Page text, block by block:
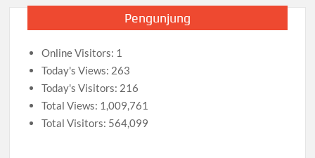
BERSEMI
Pengunjung
Online Visitors: 1
Today's Views: 263
Today's Visitors: 216
Total Views: 1,009,761
Total Visitors: 564,099